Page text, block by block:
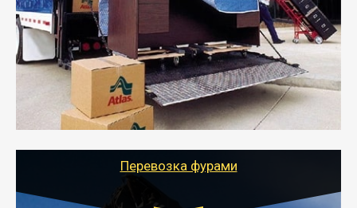
- Служебный или военный переезд может быть на
отдельном авто или догрузом (по меньшей
стоимости).
- Тайгер Логистик подберет автотранспорт, быстро и
качественно организует переезд к новому месту
службы или работы с гарантией сохранности груза и
оформлением документов, подтверждающих
Перевозка фурами